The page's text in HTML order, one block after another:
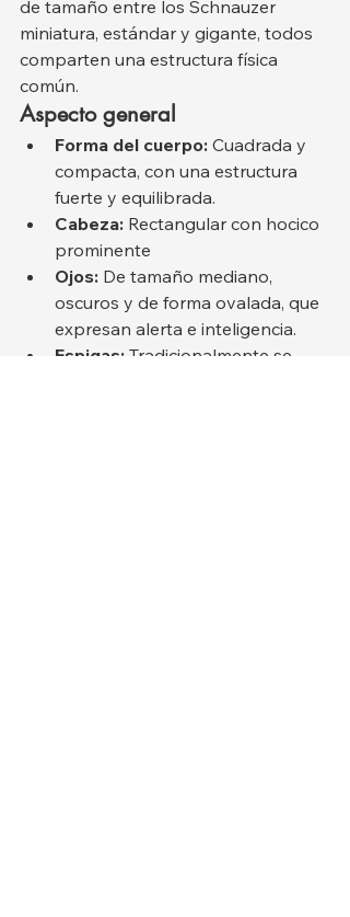
de tamaño entre los Schnauzer
miniatura, estándar y gigante, todos
comparten una estructura física
común.
Aspecto general
Forma del cuerpo: Cuadrada y
compacta, con una estructura
fuerte y equilibrada.
Cabeza: Rectangular con hocico
prominente
Ojos: De tamaño mediano,
oscuros y de forma ovalada, que
expresan alerta e inteligencia.
Espigas: Tradicionalmente se